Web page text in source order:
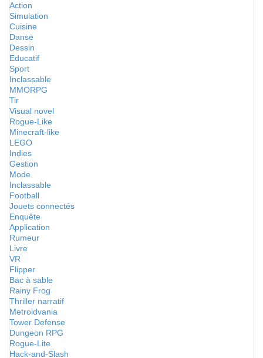
Action
Simulation
Cuisine
Danse
Dessin
Educatif
Sport
Inclassable
MMORPG
Tir
Visual novel
Rogue-Like
Minecraft-like
LEGO
Indies
Gestion
Mode
Inclassable
Football
Jouets connectés
Enquête
Application
Rumeur
Livre
VR
Flipper
Bac à sable
Rainy Frog
Thriller narratif
Metroidvania
Tower Defense
Dungeon RPG
Rogue-Lite
Hack-and-Slash